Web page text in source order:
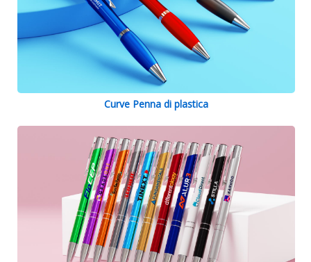
Curve Penna di plastica